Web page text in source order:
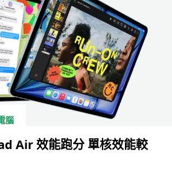
腦
Air 效能跑分 單核效能較